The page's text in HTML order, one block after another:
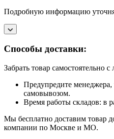
Подробную информацию
Способы доставки:
Забрать товар самостоятельно
Предупредите менеджера,
самовывозом.
Время работы складов: в
Мы бесплатно доставим товар
компании по Москве и МО.